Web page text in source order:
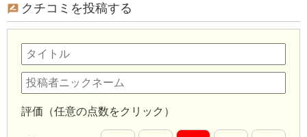
クチコミを投稿する
評価（任意の点数をクリック）